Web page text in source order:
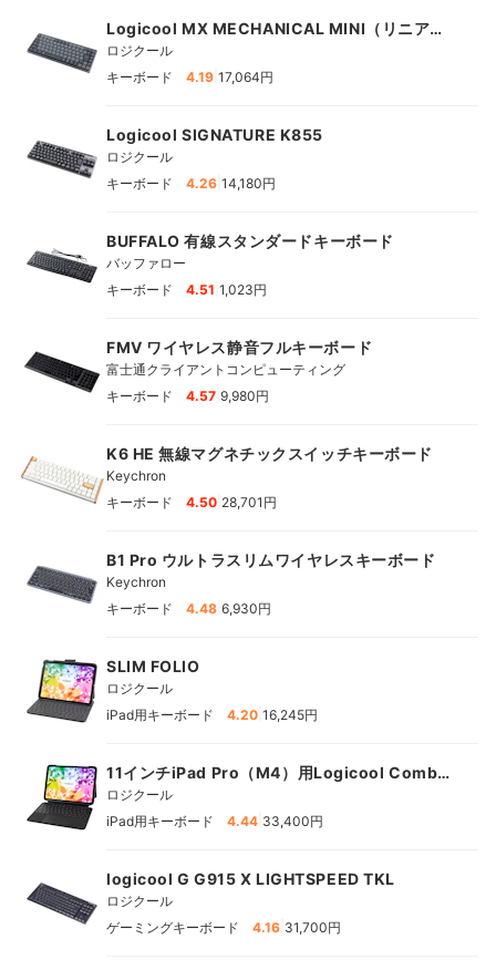
Logicool MX MECHANICAL MINI（リニア赤
軸）
ロジクール
キーボード
4.19 17,064円
Logicool SIGNATURE K855
ロジクール
キーボード
4.26 14,180円
BUFFALO 有線スタンダードキーボード
バッファロー
キーボード
4.51 1,023円
FMV ワイヤレス静音フルキーボード
富士通クライアントコンピューティング
キーボード
4.57 9,980円
K6 HE 無線マグネチックスイッチキーボード
Keychron
キーボード
4.50 28,701円
B1 Pro ウルトラスリムワイヤレスキーボード
Keychron
キーボード
4.48 6,930円
SLIM FOLIO
ロジクール
iPad用キーボード
4.20 16,245円
11インチiPad Pro（M4）用Logicool Combo
Touch Keyboard Case
ロジクール
iPad用キーボード
4.44 33,400円
logicool G G915 X LIGHTSPEED TKL
ロジクール
ゲーミングキーボード
4.16 31,700円